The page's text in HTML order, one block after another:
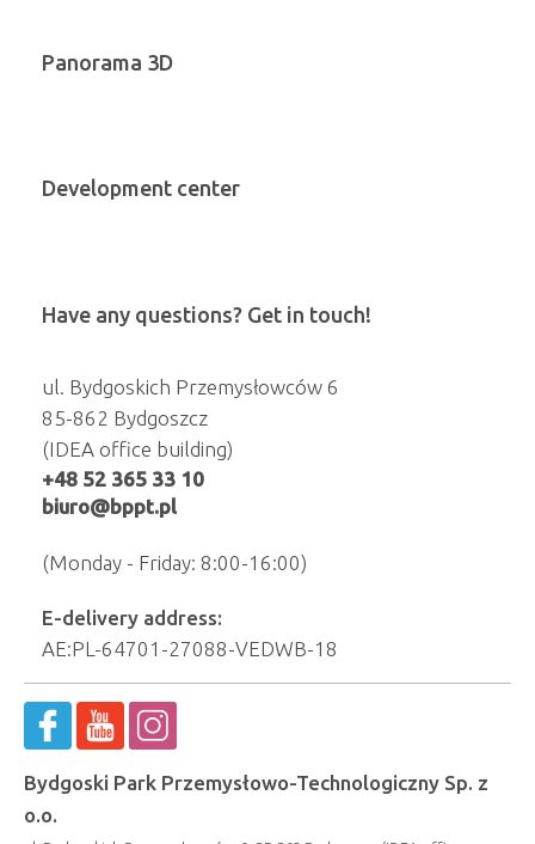
Panorama 3D
Development center
Have any questions? Get in touch!
ul. Bydgoskich Przemysłowców 6
85-862 Bydgoszcz
(IDEA office building)
+48 52 365 33 10
biuro@bppt.pl
(Monday - Friday: 8:00-16:00)
E-delivery address:
AE:PL-64701-27088-VEDWB-18
Bydgoski Park Przemysłowo-Technologiczny Sp. z
o.o.